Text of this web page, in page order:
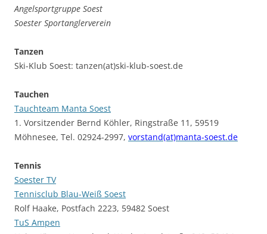
Angelsportgruppe Soest
Soester Sportanglerverein
Tanzen
Ski-Klub Soest: tanzen(at)ski-klub-soest.de
Tauchen
Tauchteam Manta Soest
1. Vorsitzender Bernd Köhler, Ringstraße 11, 59519
Möhnesee, Tel. 02924-2997, vorstand(at)manta-soest.de
Tennis
Soester TV
Tennisclub Blau-Weiß Soest
Rolf Haake, Postfach 2223, 59482 Soest
TuS Ampen